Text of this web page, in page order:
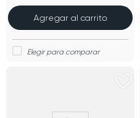
Agregar al carrito